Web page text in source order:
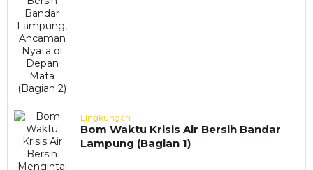
Lingkungan
Bom Waktu Krisis Air Bersih Bandar
Lampung (Bagian 1)